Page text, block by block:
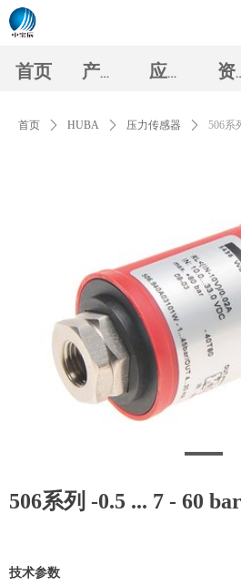
首页 产品中心 应用案例 资
首页 ꄲ HUBA ꄲ 压力传感器 ꄲ 506系
506系列 -0.5 ... 7 - 60 bar
技术参数